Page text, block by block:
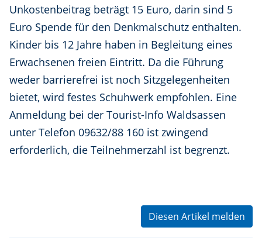
Unkostenbeitrag beträgt 15 Euro, darin sind 5
Euro Spende für den Denkmalschutz enthalten.
Kinder bis 12 Jahre haben in Begleitung eines
Erwachsenen freien Eintritt. Da die Führung
weder barrierefrei ist noch Sitzgelegenheiten
bietet, wird festes Schuhwerk empfohlen. Eine
Anmeldung bei der Tourist-Info Waldsassen
unter Telefon 09632/88 160 ist zwingend
erforderlich, die Teilnehmerzahl ist begrenzt.
Diesen Artikel melden